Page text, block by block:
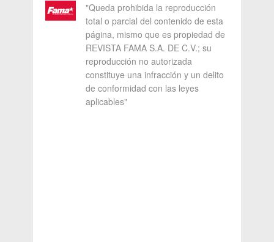
"Queda prohibida la reproducción
total o parcial del contenido de esta
página, mismo que es propiedad de
REVISTA FAMA S.A. DE C.V.; su
reproducción no autorizada
constituye una infracción y un delito
de conformidad con las leyes
aplicables"